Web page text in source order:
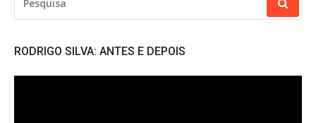
POR:
RODRIGO SILVA: ANTES E DEPOIS